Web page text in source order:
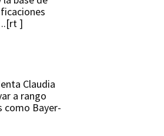
]
Claudia
a rango
como Bayer-